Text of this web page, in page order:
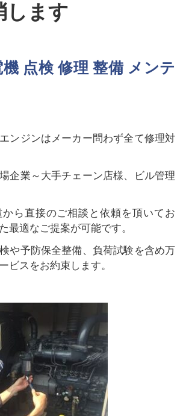
します
点検 修理 整備 メンテ
ンジンはメーカー問わず全て修理対
企業～大手チェーン店様、ビル管理
ら直接のご相談と依頼を頂いてお
最適なご提案が可能です。
や予防保全整備、負荷試験を含め万
ビスをお約束します。